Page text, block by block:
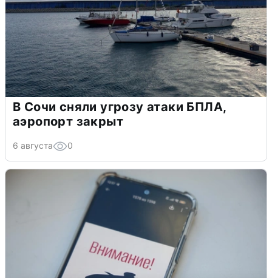
В Сочи сняли угрозу атаки БПЛА,
аэропорт закрыт
6 августа 0